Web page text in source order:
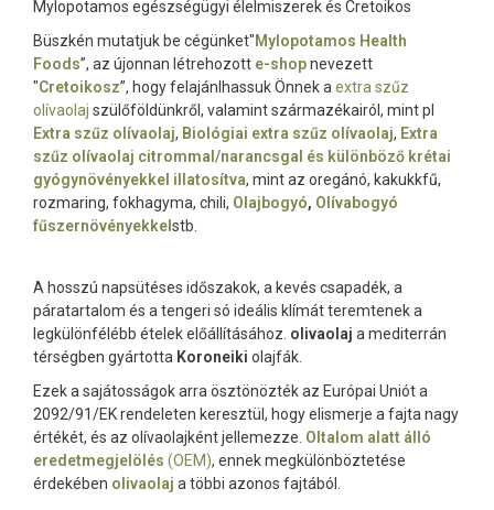
Mylopotamos egészségügyi élelmiszerek és Cretoikos
Büszkén mutatjuk be cégünket"Mylopotamos Health
Foods”, az újonnan létrehozott e-shopnevezett
"Cretoikosz”, hogy felajánlhassuk Önnek aextra szűz
olívaolaj szülőföldünkről, valamint származékairól, mint pl
Extra szűz olívaolaj, Biológiai extra szűz olívaolaj, Extra
szűz olívaolaj citrommal/narancsgal és különböző krétai
gyógynövényekkel illatosítva, mint az oregánó, kakukkfű,
rozmaring, fokhagyma, chili, Olajbogyó, Olívabogyó
fűszernövényekkel stb.
A hosszú napsütéses időszakok, a kevés csapadék, a
páratartalom és a tengeri só ideális klímát teremtenek a
legkülönfélébb ételek előállításához. olivaolaj a mediterrán
térségben gyártotta Koroneiki olajfák.
Ezek a sajátosságok arra ösztönözték az Európai Uniót a
2092/91/EK rendeleten keresztül, hogy elismerje a fajta nagy
értékét, és az olívaolajként jellemezze. Oltalom alatt álló
eredetmegjelölés (OEM), ennek megkülönböztetése
érdekében olivaolaj a többi azonos fajtából.